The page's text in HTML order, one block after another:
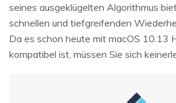
seines ausgeklügelten Algorithmus
schnellen und tiefgreifenden
Da es schon heute mit macOS 10.13
kompatibel ist, müssen Sie sich